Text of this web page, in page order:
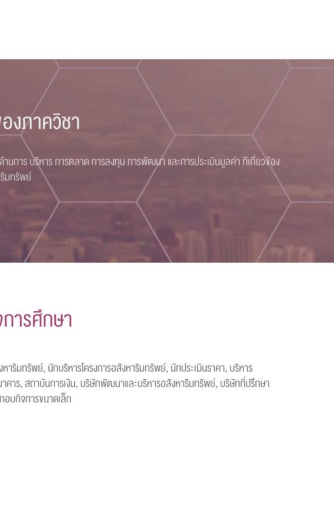
งภาควิชา
าร บริหาร การตลาด การลงทุน การพัฒนา และการประเมินมูลค่า ทีเกี่ยวข้อง
มทรัพย์
ารศึกษา
ทรัพย์, นักบริหารโครงการอสังหาริมทรัพย์, นักประเมินราคา, บริหาร
าร, สถาบันการเงิน, บริษัทพัฒนาและบริหารอสังหาริมทรัพย์, บริษัทที่ปรึกษา
บกิจการขนาดเล็ก